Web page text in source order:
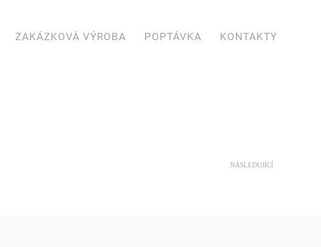
ZAKÁZKOVÁ VÝROBA POPTÁVKA KONTAKTY
NÁSLEDUJÍCÍ